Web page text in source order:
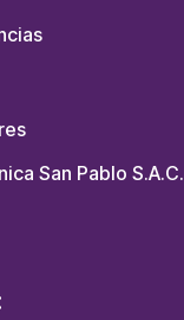
San Pablo S.A.C.